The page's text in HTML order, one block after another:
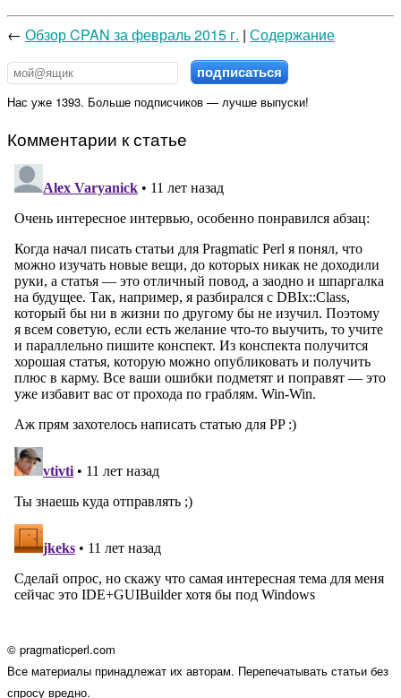
← Обзор CPAN за февраль 2015 г. | Содержание
Нас уже 1393. Больше подписчиков — лучше выпуски!
Комментарии к статье
© pragmaticperl.com
Все материалы принадлежат их авторам. Перепечатывать статьи без
спросу вредно.